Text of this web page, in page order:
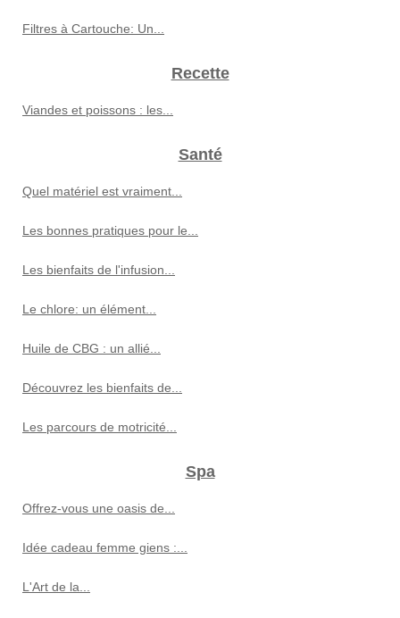
Filtres à Cartouche: Un...
Recette
Viandes et poissons : les...
Santé
Quel matériel est vraiment...
Les bonnes pratiques pour le...
Les bienfaits de l'infusion...
Le chlore: un élément...
Huile de CBG : un allié...
Découvrez les bienfaits de...
Les parcours de motricité...
Spa
Offrez-vous une oasis de...
Idée cadeau femme giens :...
L'Art de la...